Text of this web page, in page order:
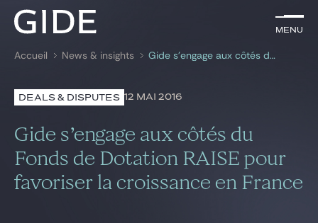
Menu
Rechercher par mots-clés
Menu
Avocats
Expertises
Global
Accueil News & insights Gide s’engage aux côtés du Fonds de Dotation RAISE pour favoriser la croissance en France
DEALS & DISPUTES 12 MAI 2016
Gide s’engage aux côtés du
Fonds de Dotation RAISE pour
favoriser la croissance en France